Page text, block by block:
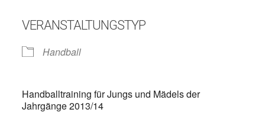
VERANSTALTUNGSTYP
Handball
Handballtraining für Jungs und Mädels der
Jahrgänge 2013/14